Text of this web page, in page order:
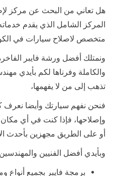
هل تعاني من البحث عن مركز
المركز الشامل الذي يقدم
متخصص لاصلاح سيارات في
ونمتلك أفضل ورشة فايبر
والكاملة وفرناها لكم بأيدي
تذهب إلى من لا يفهمها،
فنحن نفهم سيارتك وأيضا نعرف
وإصلاحها، فإذا كنت في أي
أو على الطريق مجهزين بأحدث
وبأيدي أفضل الفنيين
برمجة فايبر بجميع أنواع